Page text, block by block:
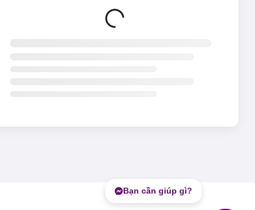
Đang tải...
Bạn cần giúp gì?